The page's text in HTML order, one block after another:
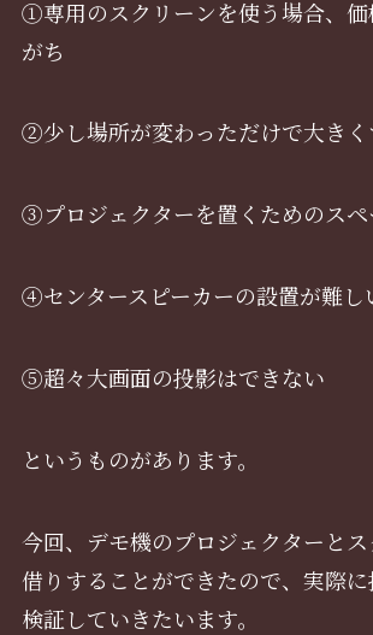
①専用のスクリーンを使う場合、価
がち
②少し場所が変わっただけで大きく
③プロジェクターを置くためのスペ
④センタースピーカーの設置が難し
⑤超々大画面の投影はできない
というものがあります。
今回、デモ機のプロジェクターと
借りすることができたので、実際
検証していきたいます。